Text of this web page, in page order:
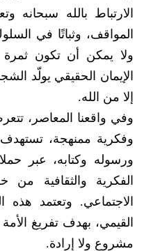
الارتباط بالله
المواقف، وثباتًا في
ولا يمكن أن تكون ثمرة
الإيمان الحقيقي يولّد
إلا من الله.
وفي واقعنا المعاصر،
وفكرية ممنهجة، تستهدف
ورسوله وكتابه، عبر
الفكرية والثقافية من
الاجتماعي. وتعتمد هذه
القيمي، بهدف تفريغ
مشروع ولا إرادة.